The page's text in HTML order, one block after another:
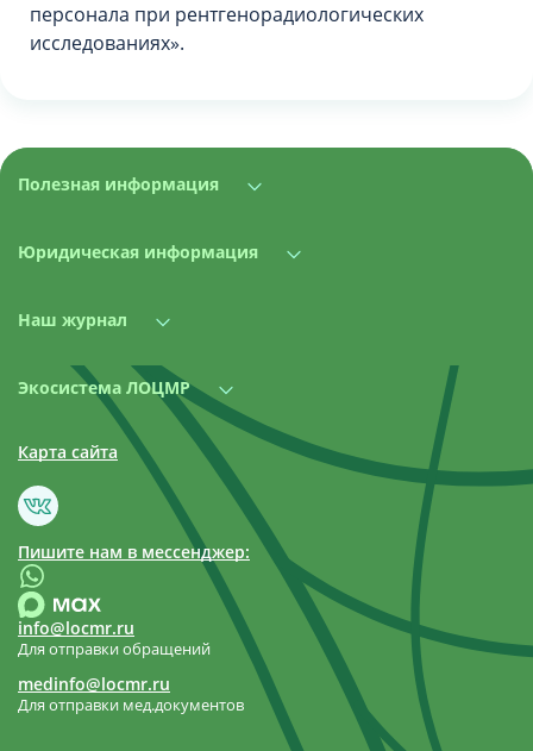
персонала при рентгенорадиологических
исследованиях».
Полезная информация
Юридическая информация
Наш журнал
Экосистема ЛОЦМР
Карта сайта
Пишите нам в мессенджер:
info@locmr.ru
Для отправки обращений
medinfo@locmr.ru
Для отправки мед.документов